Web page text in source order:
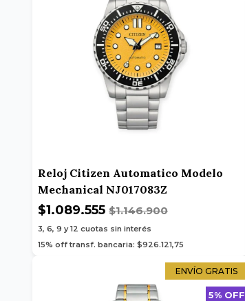
Reloj Citizen Automatico Modelo
Mechanical NJ017083Z
$1.089.555 $1.146.900
3, 6, 9 y 12 cuotas sin interés
15% off transf. bancaria: $926.121,75
ENVÍO GRATIS
5% OFF